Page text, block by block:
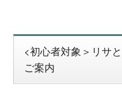
<初心者対象＞リサ
ご案内